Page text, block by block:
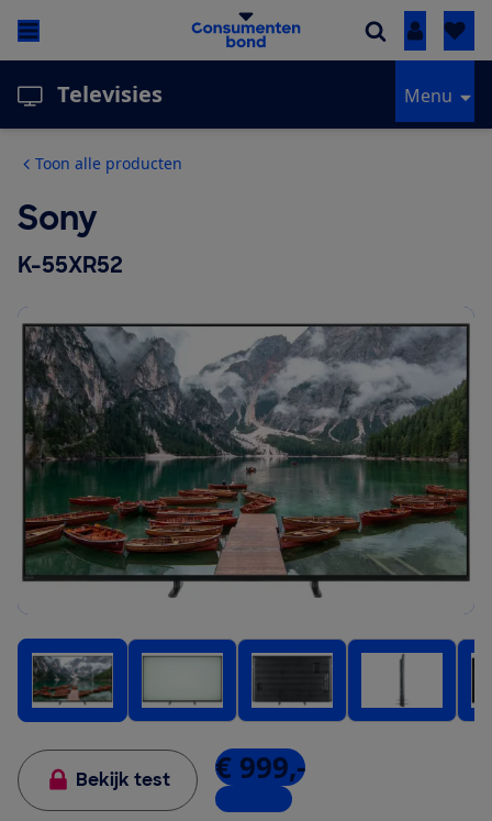
Inloggen
Televisies Menu
Toon alle producten
Sony
K-55XR52
Bekijk test € 999,-
3 winkels